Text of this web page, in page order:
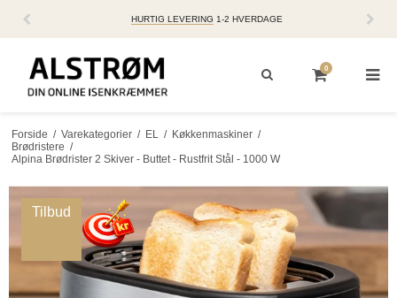
HURTIG LEVERING1-2 HVERDAGE
0
Forside / Varekategorier / EL / Køkkenmaskiner /
Brødristere /
Alpina Brødrister 2 Skiver - Buttet - Rustfrit Stål - 1000 W
Tilbud